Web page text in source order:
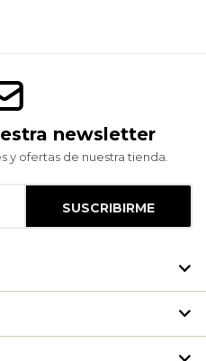
newsletter
y ofertas de nuestra tienda.
SUSCRIBIRME